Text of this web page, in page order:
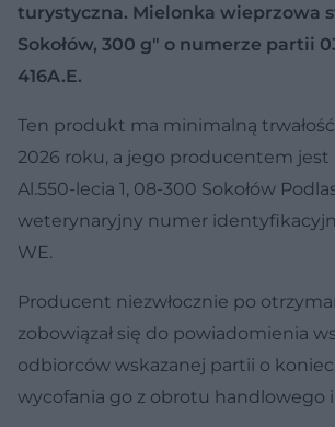
turystyczna. Mielonka wieprzowa
Sokołów, 300 g" o numerze partii
416A.E.
Ten produkt ma minimalną
2026 roku, a jego producentem jest
Al.550-lecia 1, 08-300 Sokołów
weterynaryjny numer
WE.
Producent niezwłocznie po
zobowiązał się do powiadomienia
odbiorców wskazanej partii o
wycofania go z obrotu handlowego